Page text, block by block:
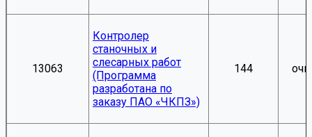
13063
Контролер
станочных и
слесарных работ
(Программа
разработана по
заказу ПАО «ЧКПЗ»)
144